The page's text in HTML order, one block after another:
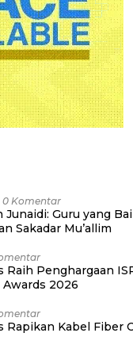
0 Komentar
Junaidi: Guru yang
Sakadar Mu’allim
Raih Penghargaan
2026
Rapikan Kabel Fiber